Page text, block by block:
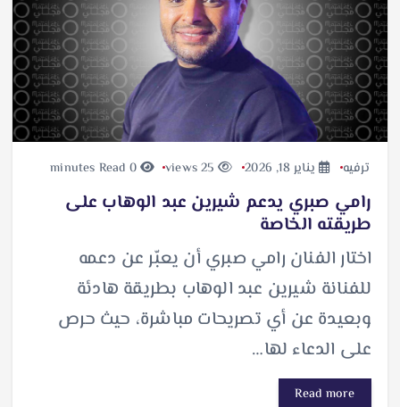
ترفيه يناير 18, 2026 25 views
0 minutes Read
رامي صبري يدعم شيرين عبد الوهاب على
طريقته الخاصة
اختار الفنان رامي صبري أن يعبّر عن دعمه
للفنانة شيرين عبد الوهاب بطريقة هادئة
وبعيدة عن أي تصريحات مباشرة، حيث حرص
على الدعاء لها…
Read more